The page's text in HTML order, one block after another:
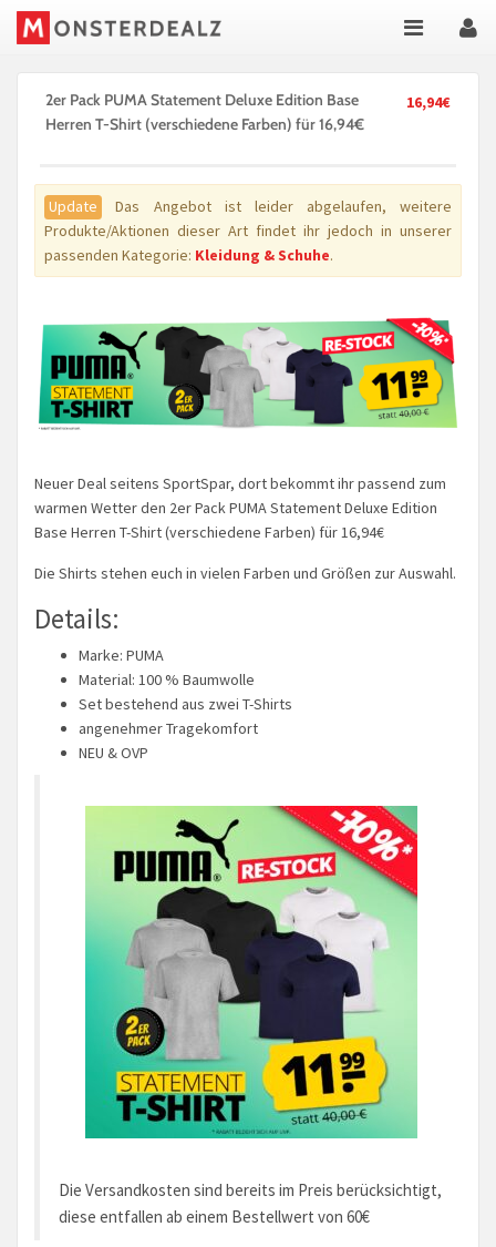
16,94€
2er Pack PUMA Statement Deluxe Edition Base
Herren T-Shirt (verschiedene Farben) für 16,94€
Update
Das Angebot ist leider abgelaufen, weitere
Produkte/Aktionen dieser Art findet ihr jedoch in unserer
passenden Kategorie: Kleidung & Schuhe.
Neuer Deal seitens SportSpar, dort bekommt ihr passend zum
warmen Wetter den 2er Pack PUMA Statement Deluxe Edition
Base Herren T-Shirt (verschiedene Farben) für 16,94€
Die Shirts stehen euch in vielen Farben und Größen zur Auswahl.
Details:
Marke: PUMA
Material: 100 % Baumwolle
Set bestehend aus zwei T-Shirts
angenehmer Tragekomfort
NEU & OVP
Die Versandkosten sind bereits im Preis berücksichtigt,
diese entfallen ab einem Bestellwert von 60€